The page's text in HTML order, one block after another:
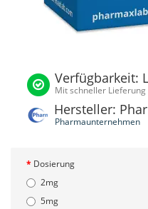
Verfügbarkeit:
Mit schneller Lieferung
Hersteller:
Pharmaunternehmen
Dosierung
2mg
5mg